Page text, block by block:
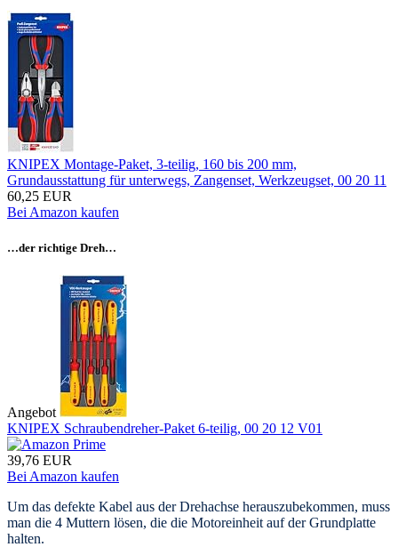
KNIPEX Montage-Paket, 3-teilig, 160 bis 200 mm,
Grundausstattung für unterwegs, Zangenset, Werkzeugset, 00 20 11
60,25 EUR
Bei Amazon kaufen
…der richtige Dreh…
Angebot
KNIPEX Schraubendreher-Paket 6-teilig, 00 20 12 V01
39,76 EUR
Bei Amazon kaufen
Um das defekte Kabel aus der Drehachse herauszubekommen, muss
man die 4 Muttern lösen, die die Motoreinheit auf der Grundplatte
halten.